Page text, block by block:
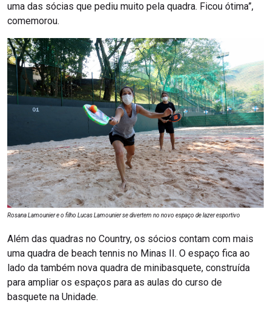
uma das sócias que pediu muito pela quadra. Ficou ótima”,
comemorou.
Rosana Lamounier e o filho Lucas Lamounier se divertem no novo espaço de lazer esportivo
Além das quadras no Country, os sócios contam com mais
uma quadra de beach tennis no Minas II. O espaço fica ao
lado da também nova quadra de minibasquete, construída
para ampliar os espaços para as aulas do curso de
basquete na Unidade.